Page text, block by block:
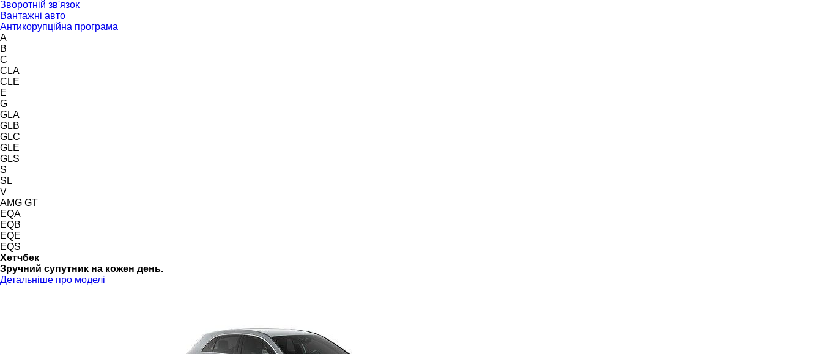
Зворотній зв'язок
Вантажні авто
Антикорупційна програма
A
B
C
CLA
CLE
E
G
GLA
GLB
GLC
GLE
GLS
S
SL
V
AMG GT
EQA
EQB
EQE
EQS
Хетчбек
Зручний супутник на кожен день.
Детальніше про моделі